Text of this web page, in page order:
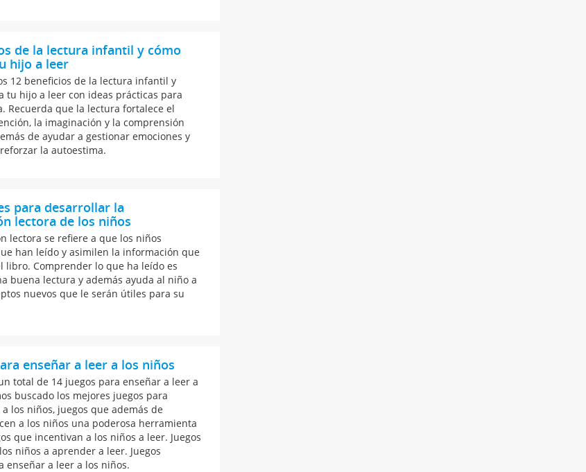
de la lectura infantil y cómo
hijo a leer
12 beneficios de la lectura infantil y
tu hijo a leer con ideas prácticas para
Recuerda que la lectura fortalece el
la imaginación y la comprensión
de ayudar a gestionar emociones y
la autoestima.
para desarrollar la
lectora de los niños
lectora se refiere a que los niños
han leído y asimilen la información que
libro. Comprender lo que ha leído es
buena lectura y además ayuda al niño a
nuevos que le serán útiles para su
enseñar a leer a los niños
total de 14 juegos para enseñar a leer a
buscado los mejores juegos para
los niños, juegos que además de
a los niños una poderosa herramienta
que incentivan a los niños a leer. Juegos
niños a aprender a leer. Juegos
enseñar a leer a los niños.